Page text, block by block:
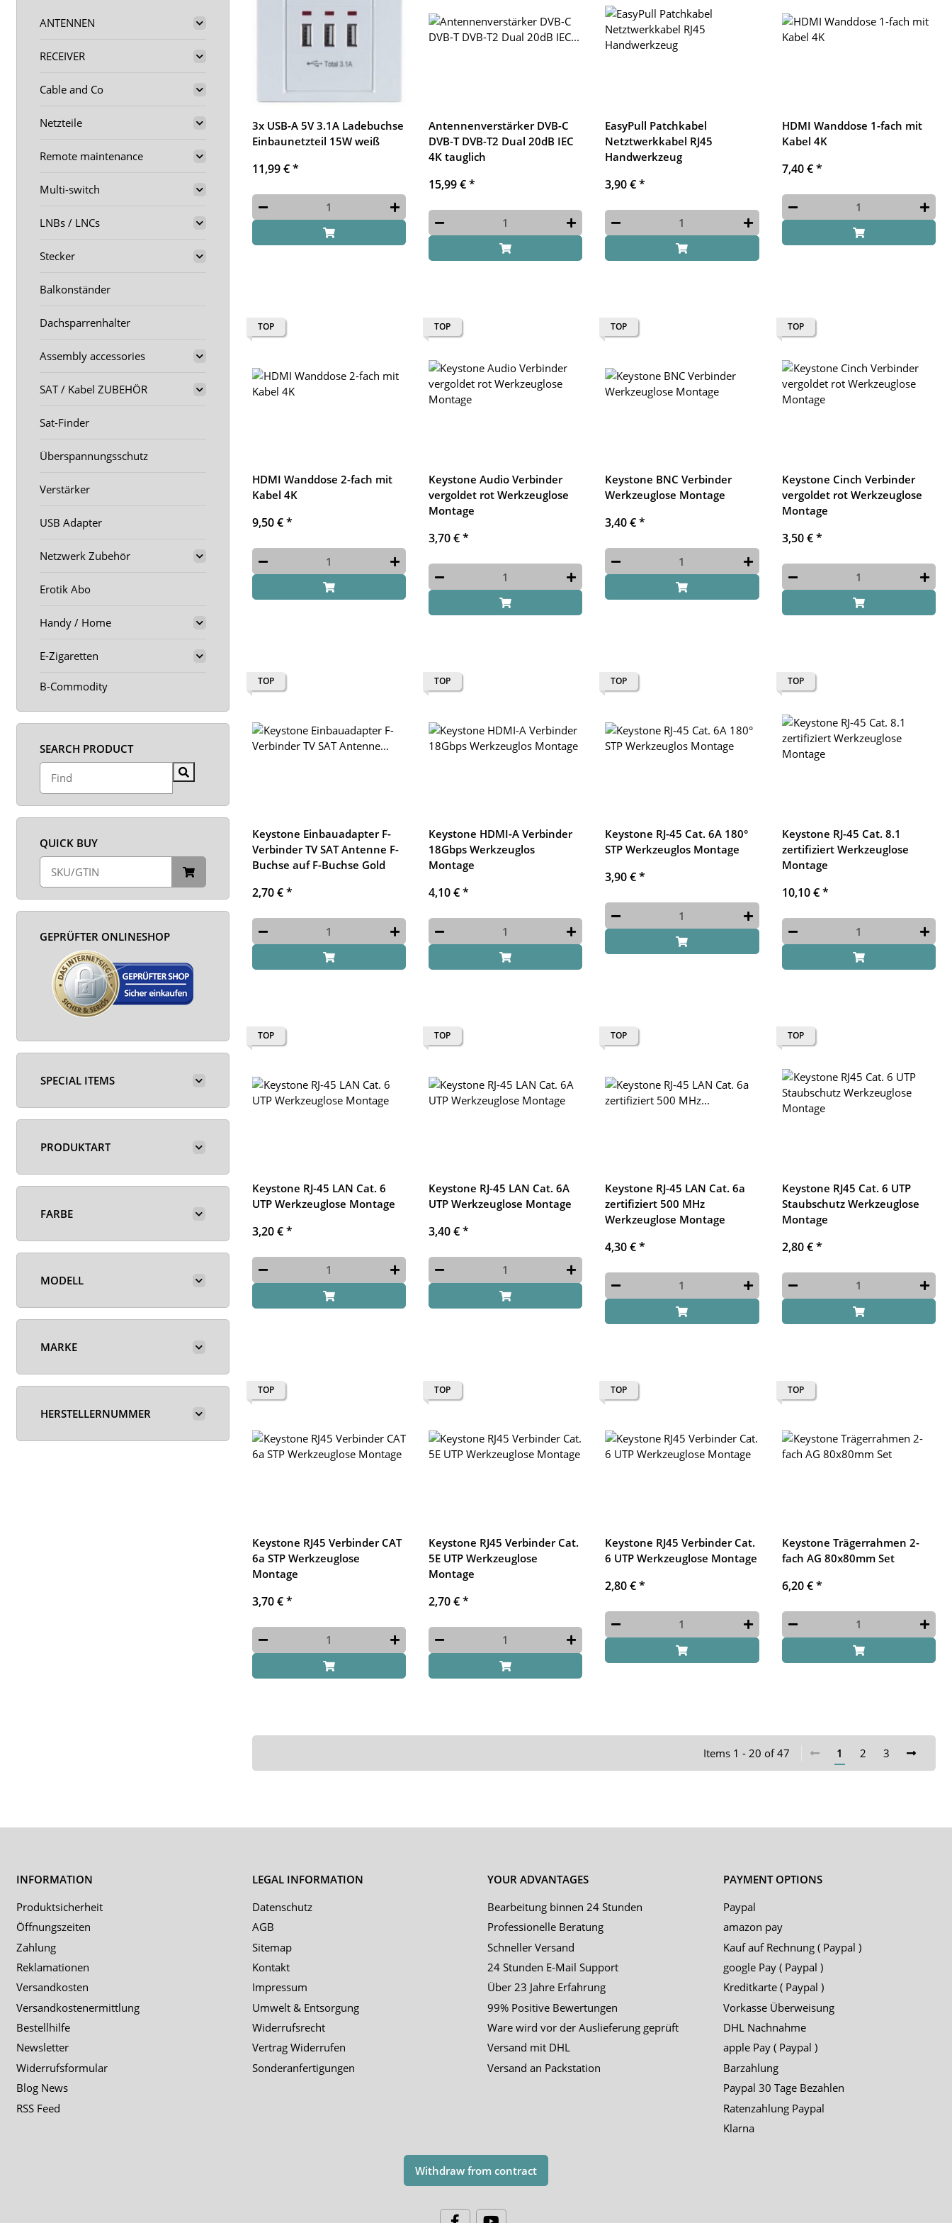
3x USB-A 5V 3.1A Ladebuchse
Einbaunetzteil 15W weiß
11,99 €*
Antennenverstärker DVB-C
DVB-T DVB-T2 Dual 20dB IEC
4K tauglich
15,99 €*
EasyPull Patchkabel
Netztwerkkabel RJ45
Handwerkzeug
3,90 €*
HDMI Wanddose 1-fach mit
Kabel 4K
7,40 €*
TOP
HDMI Wanddose 2-fach mit
Kabel 4K
9,50 €*
TOP
Keystone Audio Verbinder
vergoldet rot Werkzeuglose
Montage
3,70 €*
TOP
Keystone BNC Verbinder
Werkzeuglose Montage
3,40 €*
TOP
Keystone Cinch Verbinder
vergoldet rot Werkzeuglose
Montage
3,50 €*
TOP
Keystone Einbauadapter F-
Verbinder TV SAT Antenne F-
Buchse auf F-Buchse Gold
2,70 €*
TOP
Keystone HDMI-A Verbinder
18Gbps Werkzeuglos
Montage
4,10 €*
TOP
Keystone RJ-45 Cat. 6A 180°
STP Werkzeuglos Montage
3,90 €*
TOP
Keystone RJ-45 Cat. 8.1
zertifiziert Werkzeuglose
Montage
10,10 €*
TOP
Keystone RJ-45 LAN Cat. 6
UTP Werkzeuglose Montage
3,20 €*
TOP
Keystone RJ-45 LAN Cat. 6A
UTP Werkzeuglose Montage
3,40 €*
TOP
Keystone RJ-45 LAN Cat. 6a
zertifiziert 500 MHz
Werkzeuglose Montage
4,30 €*
TOP
Keystone RJ45 Cat. 6 UTP
Staubschutz Werkzeuglose
Montage
2,80 €*
TOP
Keystone RJ45 Verbinder CAT
6a STP Werkzeuglose
Montage
3,70 €*
TOP
Keystone RJ45 Verbinder Cat.
5E UTP Werkzeuglose
Montage
2,70 €*
TOP
Keystone RJ45 Verbinder Cat.
6 UTP Werkzeuglose Montage
2,80 €*
TOP
Keystone Trägerrahmen 2-
fach AG 80x80mm Set
6,20 €*
Items 1 - 20 of 47 1 2 3
ANTENNEN
RECEIVER
Cable and Co
Netzteile
Remote maintenance
Multi-switch
LNBs / LNCs
Stecker
Balkonständer
Dachsparrenhalter
Assembly accessories
SAT / Kabel ZUBEHÖR
Sat-Finder
Überspannungsschutz
Verstärker
USB Adapter
Netzwerk Zubehör
Erotik Abo
Handy / Home
E-Zigaretten
B-Commodity
SEARCH PRODUCT
QUICK BUY
GEPRÜFTER ONLINESHOP
SPECIAL ITEMS
PRODUKTART
FARBE
MODELL
MARKE
HERSTELLERNUMMER
INFORMATION
Produktsicherheit
Öffnungszeiten
Zahlung
Reklamationen
Versandkosten
Versandkostenermittlung
Bestellhilfe
Newsletter
Widerrufsformular
Blog News
RSS Feed
LEGAL INFORMATION
Datenschutz
AGB
Sitemap
Kontakt
Impressum
Umwelt & Entsorgung
Widerrufsrecht
Vertrag Widerrufen
Sonderanfertigungen
YOUR ADVANTAGES
Bearbeitung binnen 24 Stunden
Professionelle Beratung
Schneller Versand
24 Stunden E-Mail Support
Über 23 Jahre Erfahrung
99% Positive Bewertungen
Ware wird vor der Auslieferung geprüft
Versand mit DHL
Versand an Packstation
PAYMENT OPTIONS
Paypal
amazon pay
Kauf auf Rechnung ( Paypal )
google Pay ( Paypal )
Kreditkarte ( Paypal )
Vorkasse Überweisung
DHL Nachnahme
apple Pay ( Paypal )
Barzahlung
Paypal 30 Tage Bezahlen
Ratenzahlung Paypal
Klarna
Withdraw from contract